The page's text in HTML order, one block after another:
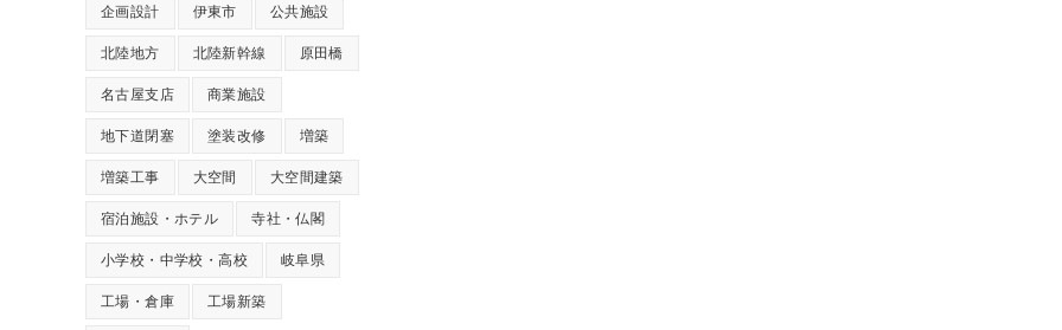
企画設計 伊東市 公共施設
北陸地方 北陸新幹線 原田橋
名古屋支店 商業施設
地下道閉塞 塗装改修 増築
増築工事 大空間 大空間建築
宿泊施設・ホテル 寺社・仏閣
小学校・中学校・高校 岐阜県
工場・倉庫 工場新築